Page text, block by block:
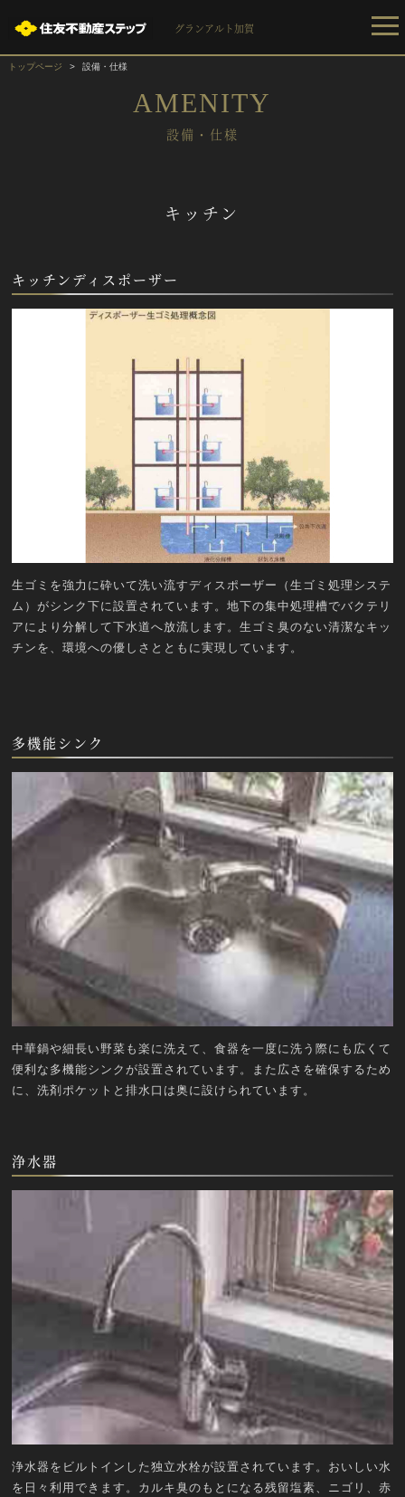
グランアルト加賀
トップページ 設備・仕様
AMENITY
設備・仕様
キッチン
キッチンディスポーザー
生ゴミを強力に砕いて洗い流すディスポーザー（生ゴミ処理システ
ム）がシンク下に設置されています。地下の集中処理槽でバクテリ
アにより分解して下水道へ放流します。生ゴミ臭のない清潔なキッ
チンを、環境への優しさとともに実現しています。
多機能シンク
中華鍋や細長い野菜も楽に洗えて、食器を一度に洗う際にも広くて
便利な多機能シンクが設置されています。また広さを確保するため
に、洗剤ポケットと排水口は奥に設けられています。
浄水器
浄水器をビルトインした独立水栓が設置されています。おいしい水
を日々利用できます。カルキ臭のもとになる残留塩素、ニゴリ、赤